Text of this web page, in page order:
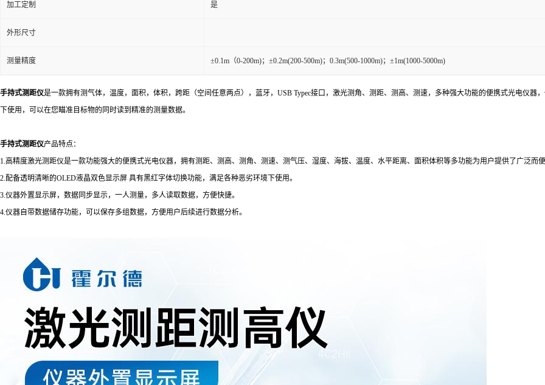
加工定制 是
外形尺寸
测量精度 ±0.1m（0-200m)；±0.2m(200-500m)；0.3m(500-1000m)；±1m(1000-5000m)
手持式测距仪是一款拥有测气体，温度，面积，体积，跨距（空间任意两点），蓝牙，USB Typec接口，激光测角、测距、测高、测速，多种强大功能的便携式光电仪
下使用，可以在您瞄准目标物的同时读到精准的测量数据。
手持式测距仪产品特点：
1.高精度激光测距仪是一款功能强大的便携式光电仪器，拥有测距、测高、测角、测速、测气压、湿度、海拔、温度、水平距离、面积体积等多功能为用户提供了广泛而便
2.配备透明清晰的OLED液晶双色显示屏 具有黑红字体切换功能，满足各种恶劣环境下使用。
3.仪器外置显示屏，数据同步显示，一人测量，多人读取数据，方便快捷。
4.仪器自带数据储存功能，可以保存多组数据，方便用户后续进行数据分析。